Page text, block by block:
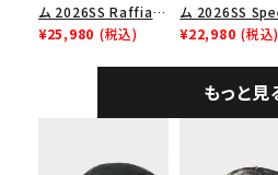
ム 2026SS Raffia
Mesh Back 5-Panel
¥25,980 (税込)
ム 2026SS
Tee スピードT
¥22,980 (税込)
もっと見